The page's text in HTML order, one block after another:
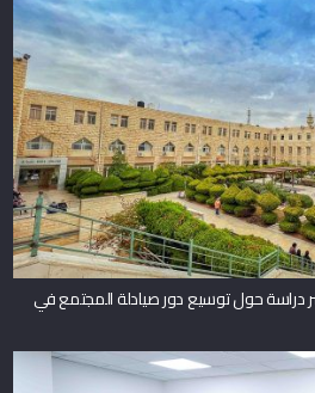
حول توسيع دور صيادلة المجتمع في